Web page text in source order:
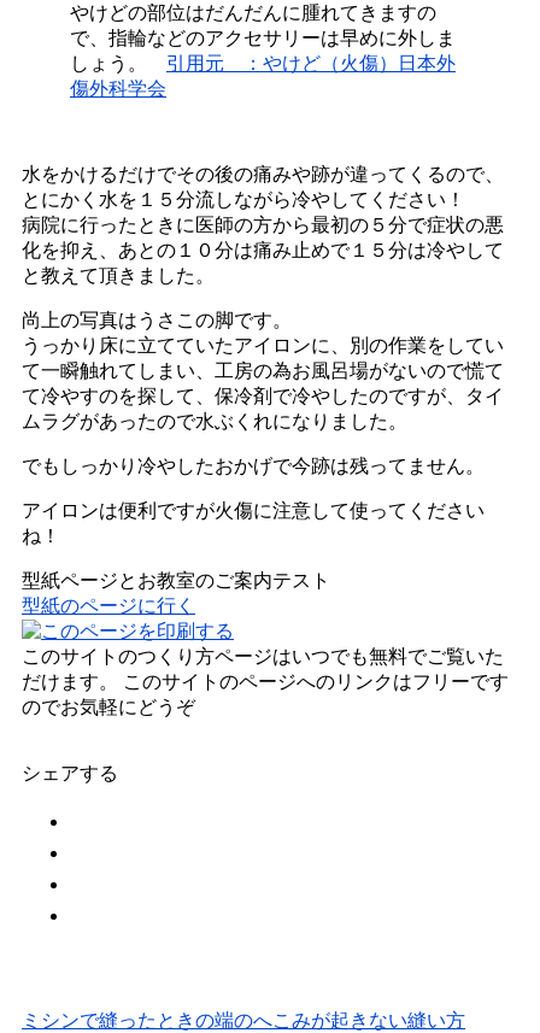
やけどの部位はだんだんに腫れてきますの
で、指輪などのアクセサリーは早めに外しま
しょう。 引用元 ：やけど（火傷）日本外
傷外科学会
水をかけるだけでその後の痛みや跡が違ってくるので、
とにかく水を１５分流しながら冷やしてください！
病院に行ったときに医師の方から最初の５分で症状の悪
化を抑え、あとの１０分は痛み止めで１５分は冷やして
と教えて頂きました。
尚上の写真はうさこの脚です。
うっかり床に立てていたアイロンに、別の作業をしてい
て一瞬触れてしまい、工房の為お風呂場がないので慌て
て冷やすのを探して、保冷剤で冷やしたのですが、タイ
ムラグがあったので水ぶくれになりました。
でもしっかり冷やしたおかげで今跡は残ってません。
アイロンは便利ですが火傷に注意して使ってください
ね！
型紙ページとお教室のご案内テスト
型紙のページに行く
このサイトのつくり方ページはいつでも無料でご覧いた
だけます。 このサイトのページへのリンクはフリーです
のでお気軽にどうぞ
シェアする
ミシンで縫ったときの端のへこみが起きない縫い方